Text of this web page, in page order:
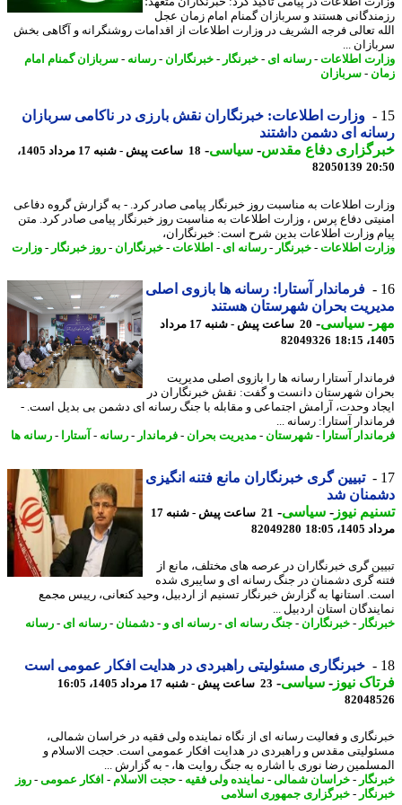
هستند و سربازان گمنام امام زمان عجل
تعالی فرجه الشریف در وزارت اطلاعات از اقدامات روشنگرانه و آگاهی بخش
...
اطلاعات-رسانه ای- خبرنگار -خبرنگاران- رسانه-سربازان گمنام امام
-سربازان
وزارت اطلاعات: خبرنگاران نقش بارزی در ناکامی سربازان
ای دشمن داشتند
دفاع مقدس-سیاسی-
18 ساعت پیش - شنبه 17 مرداد 1405،
82050139
اطلاعات به مناسبت روز خبرنگار پیامی صادر کرد. - به گزارش گروه دفاعی
دفاع پرس ، وزارت اطلاعات به مناسبت روز خبرنگار پیامی صادر کرد. متن
وزارت اطلاعات بدین شرح است: خبرنگاران،
اطلاعات-خبرنگار -رسانه ای- اطلاعات-خبرنگاران- روز خبرنگار -وزارت
فرماندار آستارا: رسانه ها بازوی اصلی
بحران شهرستان هستند
-سیاسی-
20 ساعت پیش - شنبه 17 مرداد
82049326
آستارا رسانه ها را بازوی اصلی مدیریت
شهرستان دانست و گفت: نقش خبرنگاران در
وحدت، آرامش اجتماعی و مقابله با جنگ رسانه ای دشمن بی بدیل است. -
آستارا: رسانه ...
آستارا-شهرستان-مدیریت بحران- فرماندار-رسانه-آستارا-رسانه ها
تبیین گری خبرنگاران مانع فتنه انگیزی
شد
نیوز-سیاسی-
21 ساعت پیش - شنبه 17
18:05
82049280
گری خبرنگاران در عرصه های مختلف، مانع از
گری دشمنان در جنگ رسانه ای و سایبری شده
استانها به گزارش خبرنگار تسنیم از اردبیل، وحید کنعانی، رییس مجمع
استان اردبیل ...
-خبرنگاران- جنگ رسانه ای- رسانه ای و -دشمنان-رسانه ای- رسانه
خبرنگاری مسئولیتی راهبردی در هدایت افکار عمومی است
نیوز-سیاسی-23 ساعت پیش - شنبه 17 مرداد 1405، 16:05
و فعالیت رسانه ای از نگاه نماینده ولی فقیه در خراسان شمالی،
مقدس و راهبردی در هدایت افکار عمومی است. حجت الاسلام و
رضا نوری با اشاره به جنگ روایت ها، - به گزارش ...
-خراسان شمالی-نماینده ولی فقیه -حجت الاسلام-افکار عمومی-روز
-خبرگزاری جمهوری اسلامی